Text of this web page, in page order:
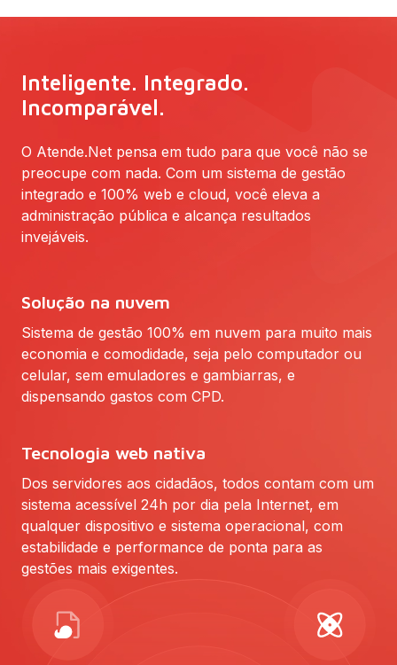
Inteligente. Integrado.
Incomparável.
O Atende.Net pensa em tudo para que você não se
preocupe com nada. Com um sistema de gestão
integrado e 100% web e cloud, você eleva a
administração pública e alcança resultados
invejáveis.
Solução na nuvem
Sistema de gestão 100% em nuvem para muito mais
economia e comodidade, seja pelo computador ou
celular, sem emuladores e gambiarras, e
dispensando gastos com CPD.
Tecnologia web nativa
Dos servidores aos cidadãos, todos contam com um
sistema acessível 24h por dia pela Internet, em
qualquer dispositivo e sistema operacional, com
estabilidade e performance de ponta para as
gestões mais exigentes.